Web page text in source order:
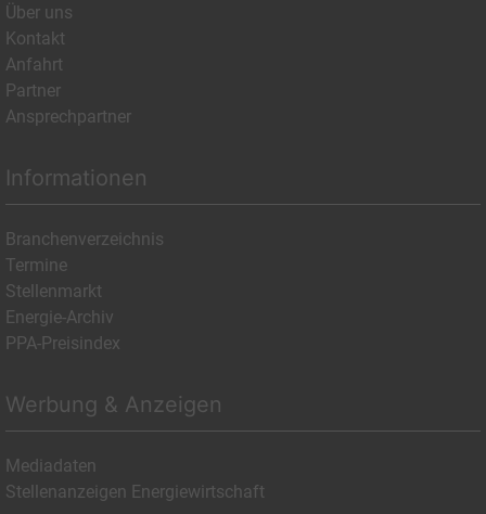
Über uns
Kontakt
Anfahrt
Partner
Ansprechpartner
Informationen
Branchenverzeichnis
Termine
Stellenmarkt
Energie-Archiv
PPA-Preisindex
Werbung & Anzeigen
Mediadaten
Stellenanzeigen Energiewirtschaft